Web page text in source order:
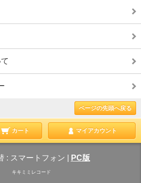
ページの先頭へ戻る
カート マイアカウント
: スマートフォン PC版
キキミミレコード